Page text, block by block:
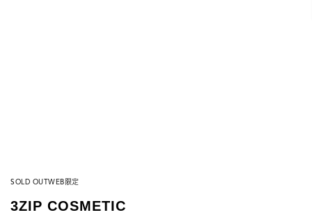
SOLD OUTWEB限定
3ZIP COSMETIC